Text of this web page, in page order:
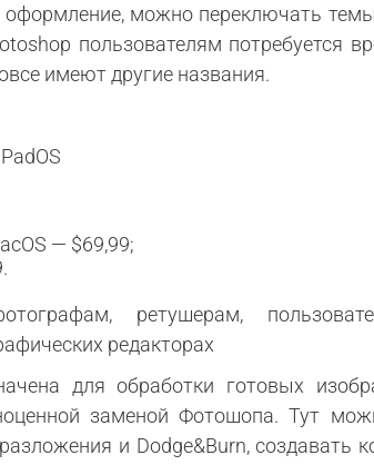
оформление, можно переключать
пользователям потребуется
имеют другие названия.
— $69,99;
ретушерам,
редакторах
для обработки готовых
заменой Фотошопа. Тут
и Dodge&Burn,